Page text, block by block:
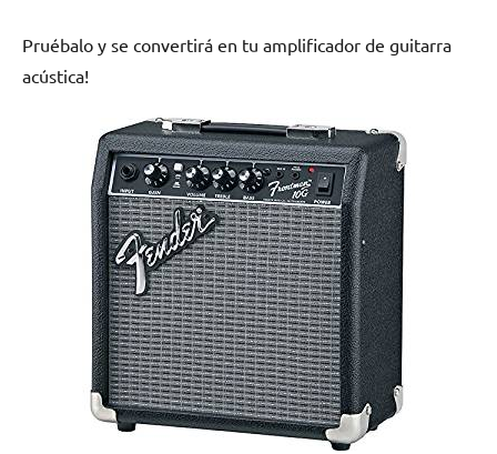
Pruébalo y se convertirá en tu amplificador de guitarra
acústica!